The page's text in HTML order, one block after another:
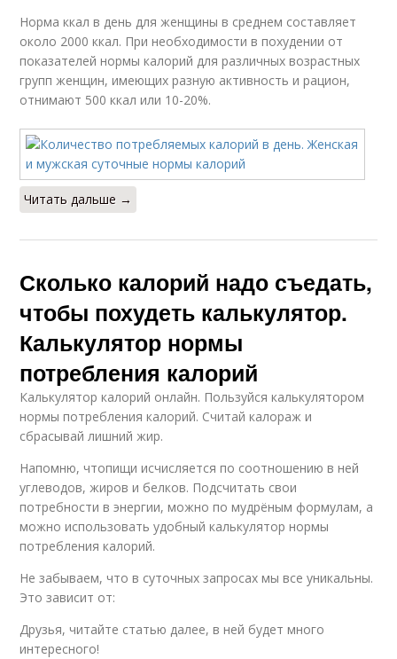
Норма ккал в день для женщины в среднем составляет
около 2000 ккал. При необходимости в похудении от
показателей нормы калорий для различных возрастных
групп женщин, имеющих разную активность и рацион,
отнимают 500 ккал или 10-20%.
Читать дальше →
Сколько калорий надо съедать,
чтобы похудеть калькулятор.
Калькулятор нормы
потребления калорий
Калькулятор калорий онлайн. Пользуйся калькулятором
нормы потребления калорий. Считай калораж и
сбрасывай лишний жир.
Напомню, чтопищи исчисляется по соотношению в ней
углеводов, жиров и белков. Подсчитать свои
потребности в энергии, можно по мудрёным формулам, а
можно использовать удобный калькулятор нормы
потребления калорий.
Не забываем, что в суточных запросах мы все уникальны.
Это зависит от:
Друзья, читайте статью далее, в ней будет много
интересного!